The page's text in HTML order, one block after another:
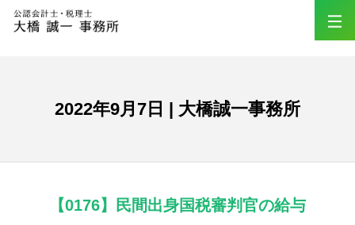
2022年9月7日 | 大橋誠一事務所
【0176】民間出身国税審判官の給与